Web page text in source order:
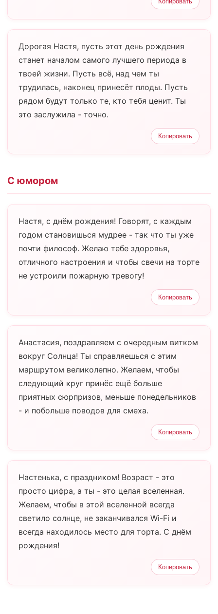
Дорогая Настя, пусть этот день рождения
станет началом самого лучшего периода в
твоей жизни. Пусть всё, над чем ты
трудилась, наконец принесёт плоды. Пусть
рядом будут только те, кто тебя ценит. Ты
это заслужила - точно.
Копировать
С юмором
Настя, с днём рождения! Говорят, с каждым
годом становишься мудрее - так что ты уже
почти философ. Желаю тебе здоровья,
отличного настроения и чтобы свечи на торте
не устроили пожарную тревогу!
Копировать
Анастасия, поздравляем с очередным витком
вокруг Солнца! Ты справляешься с этим
маршрутом великолепно. Желаем, чтобы
следующий круг принёс ещё больше
приятных сюрпризов, меньше понедельников
- и побольше поводов для смеха.
Копировать
Настенька, с праздником! Возраст - это
просто цифра, а ты - это целая вселенная.
Желаем, чтобы в этой вселенной всегда
светило солнце, не заканчивался Wi-Fi и
всегда находилось место для торта. С днём
рождения!
Копировать